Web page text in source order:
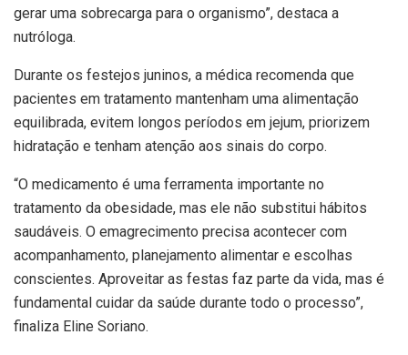
gerar uma sobrecarga para o organismo”, destaca a
nutróloga.
Durante os festejos juninos, a médica recomenda que
pacientes em tratamento mantenham uma alimentação
equilibrada, evitem longos períodos em jejum, priorizem
hidratação e tenham atenção aos sinais do corpo.
“O medicamento é uma ferramenta importante no
tratamento da obesidade, mas ele não substitui hábitos
saudáveis. O emagrecimento precisa acontecer com
acompanhamento, planejamento alimentar e escolhas
conscientes. Aproveitar as festas faz parte da vida, mas é
fundamental cuidar da saúde durante todo o processo”,
finaliza Eline Soriano.